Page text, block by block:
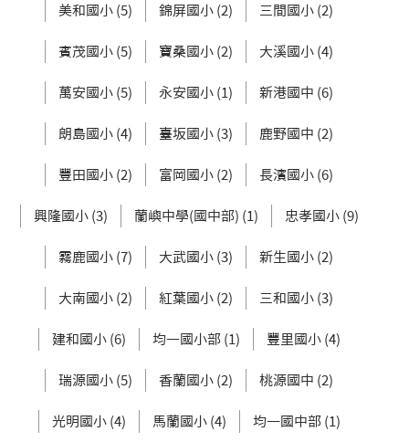
美和國小 (5) 錦屏國小 (2) 三間國小 (2)
賓茂國小 (5) 寶桑國小 (2) 大溪國小 (4)
萬安國小 (5) 永安國小 (1) 新港國中 (6)
朗島國小 (4) 臺坂國小 (3) 鹿野國中 (2)
豐田國小 (2) 富岡國小 (2) 長濱國小 (6)
興隆國小 (3) 蘭嶼中學(國中部) (1) 忠孝國小 (9)
霧鹿國小 (7) 大武國小 (3) 新生國小 (2)
大南國小 (2) 紅葉國小 (2) 三和國小 (3)
建和國小 (6) 均一國小部 (1) 豐里國小 (4)
瑞源國小 (5) 香蘭國小 (2) 桃源國中 (2)
光明國小 (4) 馬蘭國小 (4) 均一國中部 (1)